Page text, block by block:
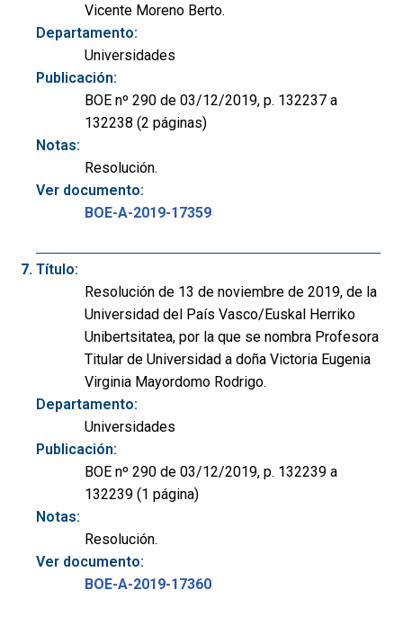
Vicente Moreno Berto.
Departamento:
Universidades
Publicación:
BOE nº 290 de 03/12/2019, p. 132237 a
132238 (2 páginas)
Notas:
Resolución.
Ver documento:
BOE-A-2019-17359
Título:
Resolución de 13 de noviembre de 2019, de la
Universidad del País Vasco/Euskal Herriko
Unibertsitatea, por la que se nombra Profesora
Titular de Universidad a doña Victoria Eugenia
Virginia Mayordomo Rodrigo.
Departamento:
Universidades
Publicación:
BOE nº 290 de 03/12/2019, p. 132239 a
132239 (1 página)
Notas:
Resolución.
Ver documento:
BOE-A-2019-17360